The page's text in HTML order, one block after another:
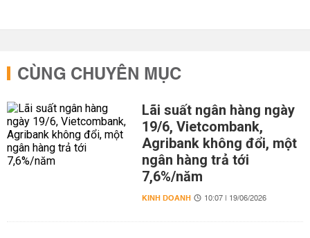
CÙNG CHUYÊN MỤC
Lãi suất ngân hàng ngày
19/6, Vietcombank,
Agribank không đổi, một
ngân hàng trả tới
7,6%/năm
KINH DOANH 10:07 | 19/06/2026